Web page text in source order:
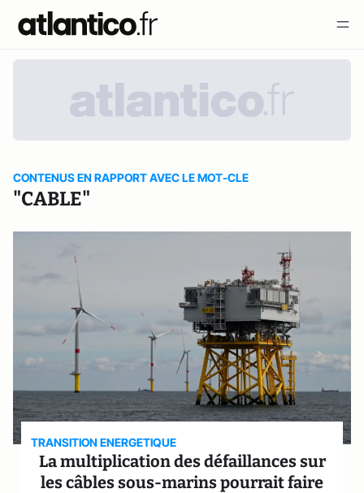
CONTENUS EN RAPPORT AVEC LE MOT-CLE
"CABLE"
TRANSITION ENERGETIQUE
La multiplication des défaillances sur
les câbles sous-marins pourrait faire